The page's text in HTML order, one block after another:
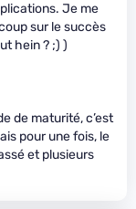
Je me
sur le succès
hein ? ;) )
de maturité, c’est
pour une fois, le
et plusieurs